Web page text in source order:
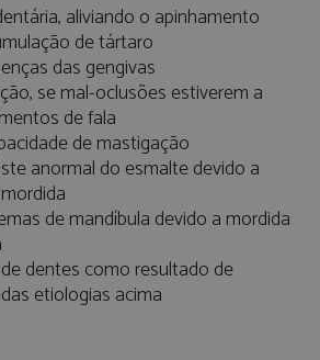
aliviando o apinhamento
de tártaro
das gengivas
se mal-oclusões estiverem a
de fala
de mastigação
anormal do esmalte devido a
de mandíbula devido a mordida
dentes como resultado de
etiologias acima